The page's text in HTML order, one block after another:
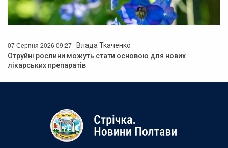
07 Серпня 2026 09:27 | Влада Ткаченко
Отруйні рослини можуть стати основою для нових
лікарських препаратів